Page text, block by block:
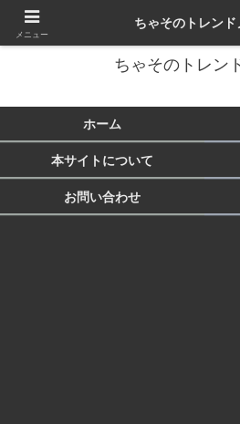
トレンド・芸能・旅行など気にな
ちゃそのトレン
ホーム
本サイトについて
お問い合わせ
メニュー
ちゃそのトレンド